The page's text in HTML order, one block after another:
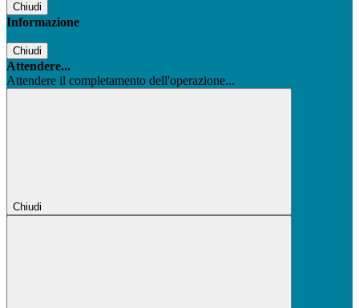
Chiudi
Informazione
Chiudi
Attendere...
Attendere il completamento dell'operazione...
Chiudi